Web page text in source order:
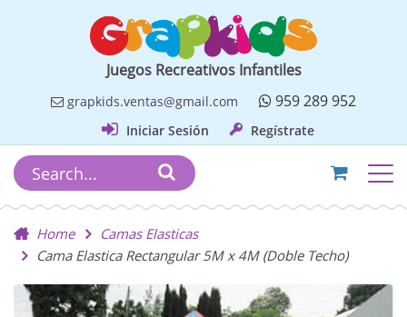
Juegos Recreativos Infantiles
grapkids.ventas@gmail.com 959 289 952
Iniciar Sesión Regístrate
Home
Camas Elasticas
Cama Elastica Rectangular 5M x 4M (Doble Techo)